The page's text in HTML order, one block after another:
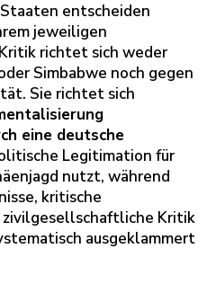
entscheiden
jeweiligen
richtet sich weder
Simbabwe noch gegen
Sie richtet sich
eine deutsche
Legitimation für
nutzt, während
kritische
Kritik
ausgeklammert